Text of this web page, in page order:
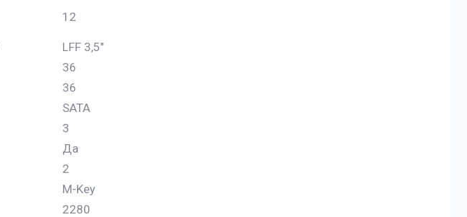
12
LFF 3,5"
36
36
SATA
3
Да
2
M-Key
2280